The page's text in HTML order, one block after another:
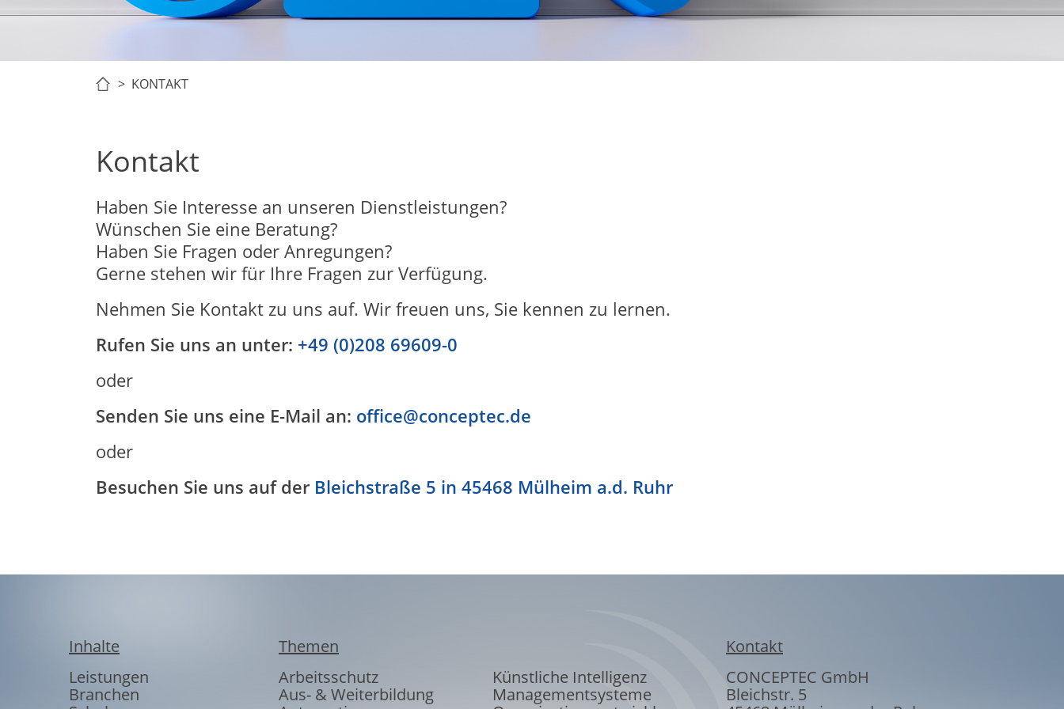
> KONTAKT
Kontakt
Haben Sie Interesse an unseren Dienstleistungen?
Wünschen Sie eine Beratung?
Haben Sie Fragen oder Anregungen?
Gerne stehen wir für Ihre Fragen zur Verfügung.
Nehmen Sie Kontakt zu uns auf. Wir freuen uns, Sie kennen zu lernen.
Rufen Sie uns an unter: +49 (0)208 69609-0
oder
Senden Sie uns eine E-Mail an: office@conceptec.de
oder
Besuchen Sie uns auf der Bleichstraße 5 in 45468 Mülheim a.d. Ruhr
Inhalte
Leistungen
Branchen
Themen
Arbeitsschutz
Aus- & Weiterbildung
Künstliche Intelligenz
Managementsysteme
Kontakt
CONCEPTEC GmbH
Bleichstr. 5